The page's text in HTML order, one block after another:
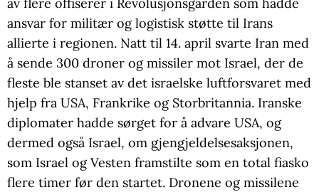
av flere offiserer i Revolusjonsgarden som hadde
ansvar for militær og logistisk støtte til Irans
allierte i regionen. Natt til 14. april svarte Iran med
å sende 300 droner og missiler mot Israel, der de
fleste ble stanset av det israelske luftforsvaret med
hjelp fra USA, Frankrike og Storbritannia. Iranske
diplomater hadde sørget for å advare USA, og
dermed også Israel, om gjengjeldelsesaksjonen,
som Israel og Vesten framstilte som en total fiasko
flere timer før den startet. Dronene og missilene